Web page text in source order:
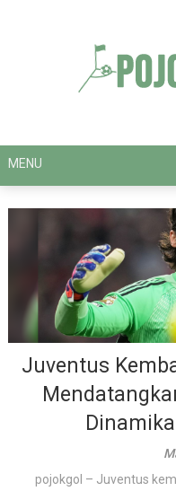
MENU
Juventus
pojokgol – Juventus